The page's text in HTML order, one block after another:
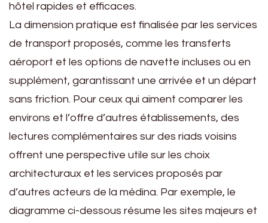
hôtel rapides et efficaces.
La dimension pratique est finalisée par les services
de transport proposés, comme les transferts
aéroport et les options de navette incluses ou en
supplément, garantissant une arrivée et un départ
sans friction. Pour ceux qui aiment comparer les
environs et l’offre d’autres établissements, des
lectures complémentaires sur des riads voisins
offrent une perspective utile sur les choix
architecturaux et les services proposés par
d’autres acteurs de la médina. Par exemple, le
diagramme ci-dessous résume les sites majeurs et